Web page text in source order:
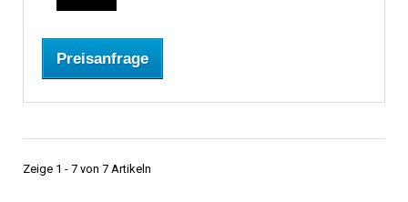
Preisanfrage
Zeige 1 - 7 von 7 Artikeln